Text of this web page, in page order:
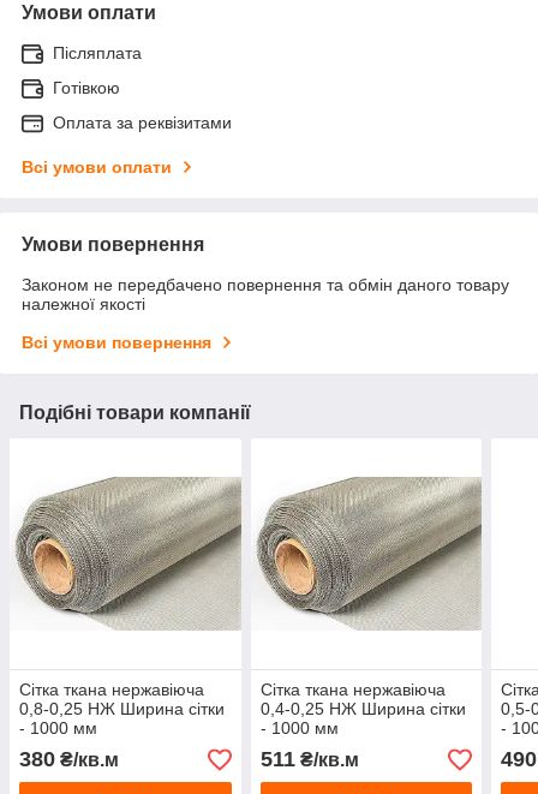
Умови оплати
Післяплата
Готівкою
Оплата за реквізитами
Всі умови оплати
Умови повернення
Законом не передбачено повернення та обмін даного товару
належної якості
Всі умови повернення
Подібні товари компанії
Сітка ткана нержавіюча
0,8-0,25 НЖ Ширина сітки
- 1000 мм
380 ₴/кв.м
Сітка ткана нержавіюча
0,4-0,25 НЖ Ширина сітки
- 1000 мм
511₴/кв.м
0,5-
-
490